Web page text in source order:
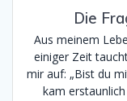
Die
Aus meinem
einiger Zeit
mir auf: „Bist du
kam